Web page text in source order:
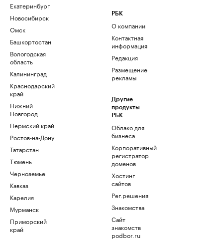
Екатеринбург
Новосибирск
Омск
Башкортостан
Вологодская
область
Калининград
Краснодарский
край
Нижний
Новгород
Пермский край
Ростов-на-Дону
Татарстан
Тюмень
Черноземье
Кавказ
Карелия
Мурманск
Приморский
край
РБК
О компании
Контактная
информация
Редакция
Размещение
рекламы
Другие
продукты
РБК
Облако для
бизнеса
Корпоративный
регистратор
доменов
Хостинг
сайтов
Рег.решения
Знакомства
Сайт
знакомств
podbor.ru